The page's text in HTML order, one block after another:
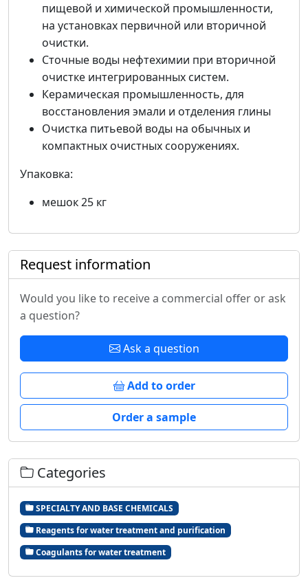
пищевой и химической промышленности,
на установках первичной или вторичной
очистки.
Сточные воды нефтехимии при вторичной
очистке интегрированных систем.
Керамическая промышленность, для
восстановления эмали и отделения глины
Очистка питьевой воды на обычных и
компактных очистных сооружениях.
Упаковка:
мешок 25 кг
Request information
Would you like to receive a commercial offer or ask
a question?
Ask a question
Add to order
Order a sample
Categories
SPECIALTY AND BASE CHEMICALS
Reagents for water treatment and purification
Coagulants for water treatment